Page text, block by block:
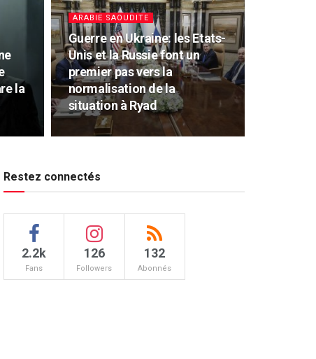
la
ARABIE SAOUDITE
Guerre en Ukraine: les Etats-
Unis et la Russie font un
premier pas vers la
normalisation de la
situation à Ryad
Restez connectés
2.2k
Fans
126
Followers
132
Abonnés